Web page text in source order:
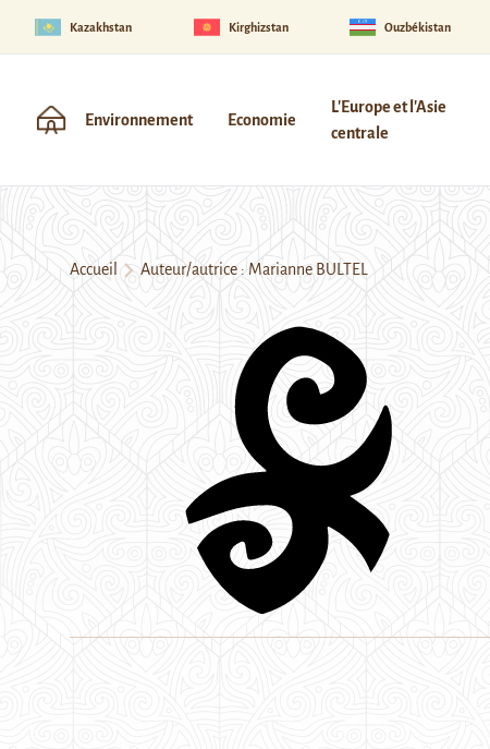
Kazakhstan Kirghizstan Ouzbékistan
Environnement Economie
L'Europe et l'Asie
centrale
Accueil Auteur/autrice : Marianne BULTEL